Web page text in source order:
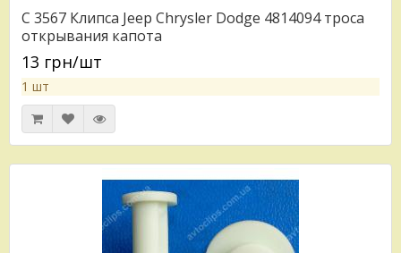
C 3567 Клипса Jeep Chrysler Dodge 4814094 троса
открывания капота
13 грн/шт
1 шт